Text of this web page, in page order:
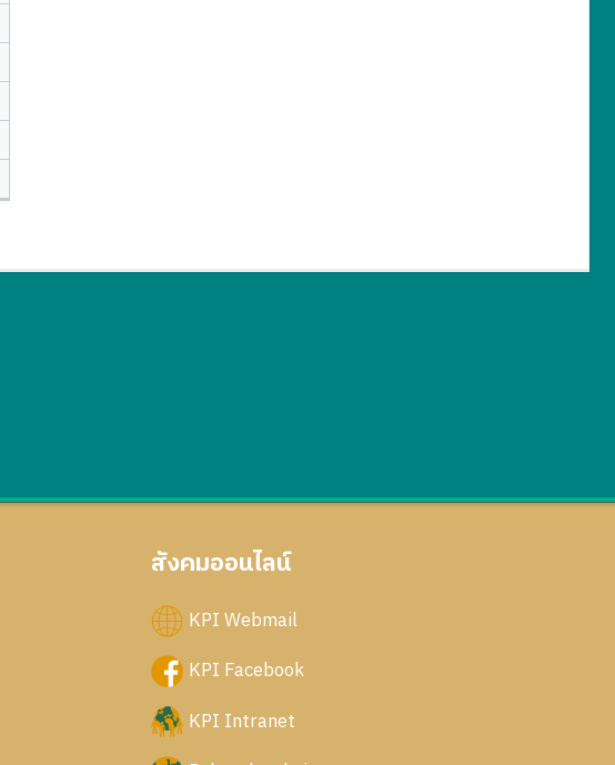
สังคมออนไลน์
KPI Webmail
KPI Facebook
KPI Intranet